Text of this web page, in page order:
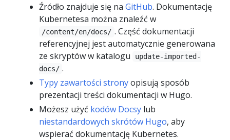
Źródło znajduje się na GitHub. Dokumentację
Kubernetesa można znaleźć w
/content/en/docs/ . Część dokumentacji
referencyjnej jest automatycznie generowana
ze skryptów w katalogu
update-imported-
docs/ .
Typy zawartości stronyopisują sposób
prezentacji treści dokumentacji w Hugo.
Możesz użyć kodów Docsy lub
niestandardowych skrótów Hugo, aby
wspierać dokumentację Kubernetes.